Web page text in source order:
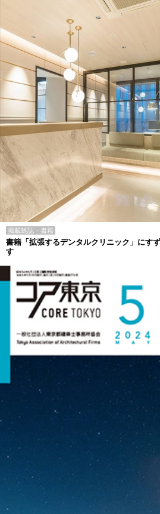
掲載雑誌・書籍
書籍「拡張するデンタルクリニック」にす
す